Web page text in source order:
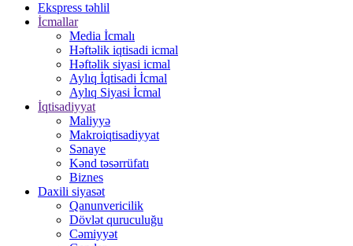
Ekspress təhlil
İcmallar
Media İcmalı
Həftəlik iqtisadi icmal
Həftəlik siyasi icmal
Aylıq İqtisadi İcmal
Aylıq Siyasi İcmal
İqtisadiyyat
Maliyyə
Makroiqtisadiyyat
Sənaye
Kənd təsərrüfatı
Biznes
Daxili siyasət
Qanunvericilik
Dövlət quruculuğu
Cəmiyyət